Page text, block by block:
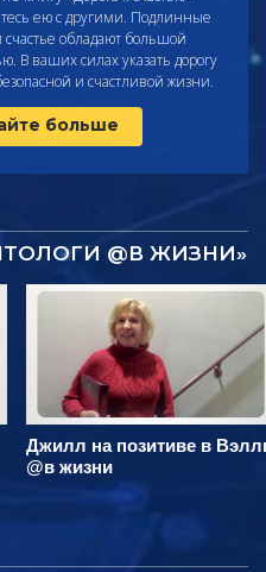
ею с другими. Подлинные
счастье обладают большой
В ваших силах указать дорогу
и счастливой жизни.
больше
@В ЖИЗНИ»
Джилл на позитиве в
@в жизни